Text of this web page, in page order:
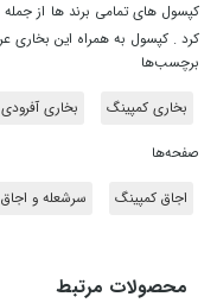
کرد . کپسول به همراه این بخاری
برچسب‌ها
بخاری کمپینگ بخاری آفرودی
صفحه‌ها
اجاق کمپینگ سرشعله و
محصولات مرتبط